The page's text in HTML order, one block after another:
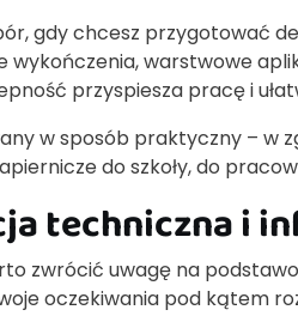
gdy chcesz przygotować
wykończenia, warstwowe
przyspiesza pracę i
w sposób praktyczny – w
do szkoły, do
techniczna i
zwrócić uwagę na
oczekiwania pod kątem